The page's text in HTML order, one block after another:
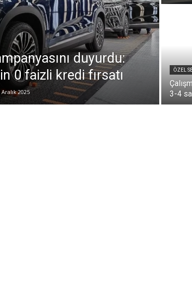
duyurdu:
0 faizli kredi fırsatı
Aralık 2025
ÖZEL
3-4